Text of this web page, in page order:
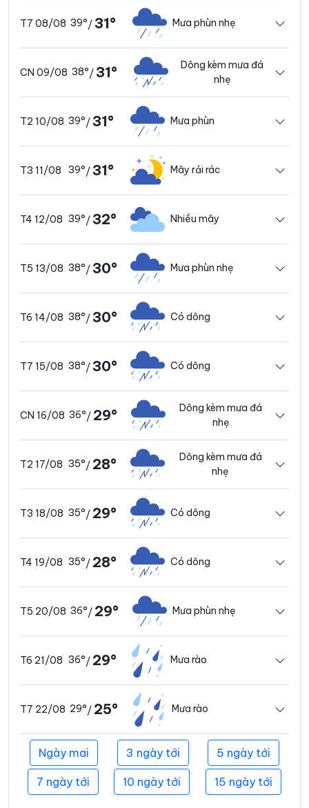
T7 08/08 39°/31° Mưa phùn nhẹ
CN 09/08 38°/31°
Dông kèm mưa đá
nhẹ
T2 10/08 39°/31° Mưa phùn
T3 11/08 39°/31° Mây rải rác
T4 12/08 39°/32° Nhiều mây
T5 13/08 38°/30° Mưa phùn nhẹ
T6 14/08 38°/30° Có dông
T7 15/08 38°/30° Có dông
CN 16/08 36°/ 29°
Dông kèm mưa đá
nhẹ
T2 17/08 35°/ 28°
Dông kèm mưa đá
nhẹ
T3 18/08 35°/ 29° Có dông
T4 19/08 35°/ 28° Có dông
T5 20/08 36°/ 29° Mưa phùn nhẹ
T6 21/08 36°/ 29° Mưa rào
T7 22/08 29°/ 25° Mưa rào
Ngày mai 3 ngày tới 5 ngày tới
7 ngày tới 10 ngày tới 15 ngày tới